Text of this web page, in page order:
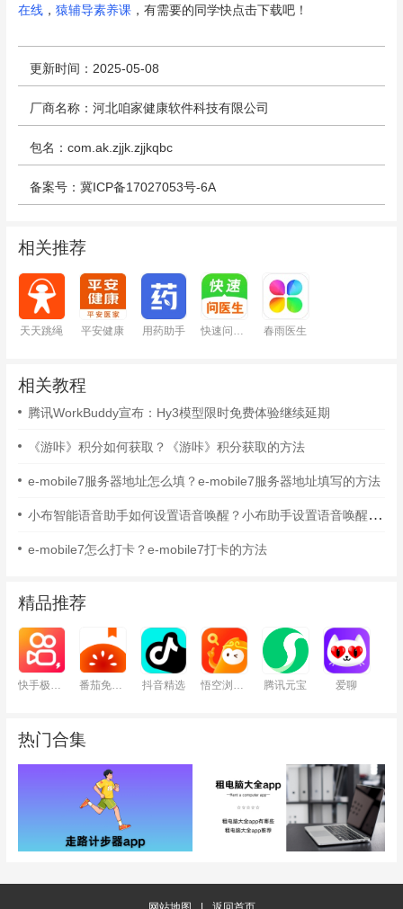
在线， 猿辅导素养课，有需要的同学快点击下载吧！
更新时间：2025-05-08
厂商名称：河北咱家健康软件科技有限公司
包名：com.ak.zjjk.zjjkqbc
备案号：冀ICP备17027053号-6A
相关推荐
天天跳绳 平安健康 用药助手 快速问医生 春雨医生
相关教程
腾讯WorkBuddy宣布：Hy3模型限时免费体验继续延期
《游咔》积分如何获取？《游咔》积分获取的方法
e-mobile7服务器地址怎么填？e-mobile7服务器地址填写的方法
小布智能语音助手如何设置语音唤醒？小布助手设置语音唤醒的方法
e-mobile7怎么打卡？e-mobile7打卡的方法
精品推荐
快手极速版 番茄免费小说 抖音精选 悟空浏览器 腾讯元宝 爱聊
热门合集